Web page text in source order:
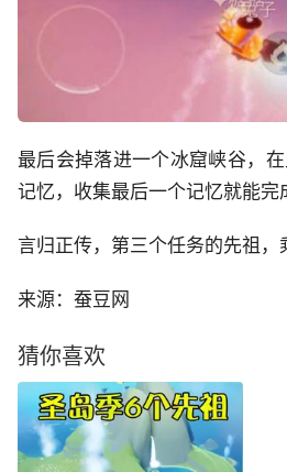
最后会掉落进一个冰窟峡谷，
记忆，收集最后一个记忆就能完
言归正传，第三个任务的先祖，
来源：蚕豆网
猜你喜欢